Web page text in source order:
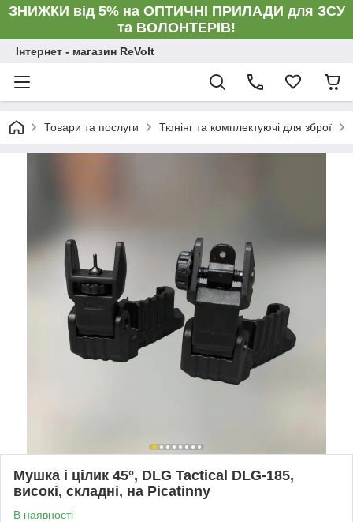
ЗНИЖКИ від 5% на ОПТИЧНІ ПРИЛАДИ для ЗСУ
та ВОЛОНТЕРІВ!
Інтернет - магазин ReVolt
Товари та послуги Тюнінг та комплектуючі для зброї
Мушка і цілик 45°, DLG Tactical DLG-185,
високі, складні, на Picatinny
В наявності